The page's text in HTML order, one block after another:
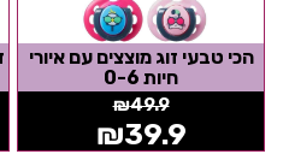
הכי טבעי זוג מוצצים עם איורי
חיות 0-6
₪49.9
₪39.9